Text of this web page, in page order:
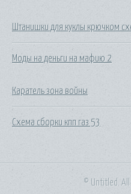
Штанишки для куклы крючком
Моды на деньги на мафию 2
Каратель зона войны
Схема сборки кпп газ 53
© Untitled.